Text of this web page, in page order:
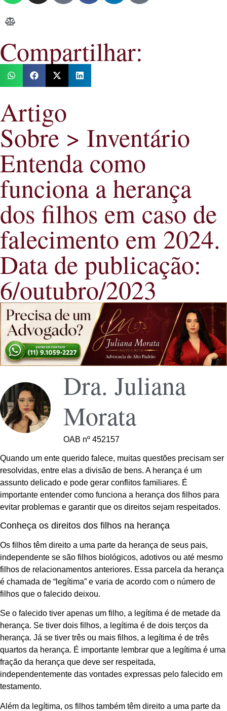
Compartilhar:
Artigo
Sobre > Inventário
Entenda como
funciona a herança
dos filhos em caso de
falecimento em 2024.
Data de publicação:
6/outubro/2023
Dra. Juliana
Morata
OAB nº 452157
Quando um ente querido falece, muitas questões precisam ser
resolvidas, entre elas a divisão de bens. A herança é um
assunto delicado e pode gerar conflitos familiares. É
importante entender como funciona a herança dos filhos para
evitar problemas e garantir que os direitos sejam respeitados.
Conheça os direitos dos filhos na herança
Os filhos têm direito a uma parte da herança de seus pais,
independente se são filhos biológicos, adotivos ou até mesmo
filhos de relacionamentos anteriores. Essa parcela da herança
é chamada de “legítima” e varia de acordo com o número de
filhos que o falecido deixou.
Se o falecido tiver apenas um filho, a legítima é de metade da
herança. Se tiver dois filhos, a legítima é de dois terços da
herança. Já se tiver três ou mais filhos, a legítima é de três
quartos da herança. É importante lembrar que a legítima é uma
fração da herança que deve ser respeitada,
independentemente das vontades expressas pelo falecido em
testamento.
Além da legítima, os filhos também têm direito a uma parte da